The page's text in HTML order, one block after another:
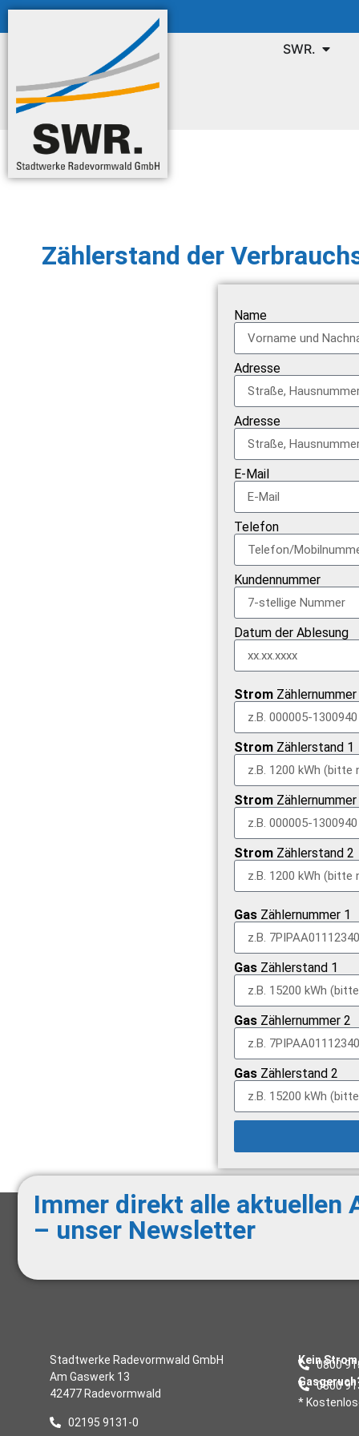
SWR.
Zählerstand der
Name
Adresse
Adresse
E-Mail
Telefon
Kundennummer
Datum der Ablesung
Strom
Strom Zählerstand 1
Strom
Strom Zählerstand 2
Gas Zählernummer 1
Gas Zählerstand 1
Gas Zählernummer 2
Gas Zählerstand 2
Immer direkt alle aktuellen
– unser Newsletter
Stadtwerke Radevormwald GmbH
Am Gaswerk 13
42477 Radevormwald
02195 9131-0
Kein0800
0800
*